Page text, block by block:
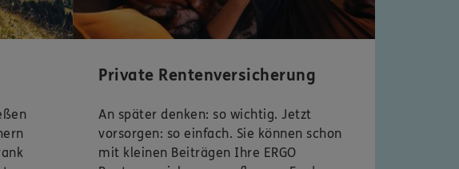
Private Rentenversicherung
An später denken: so wichtig. Jetzt
vorsorgen: so einfach. Sie können schon
mit kleinen Beiträgen Ihre ERGO